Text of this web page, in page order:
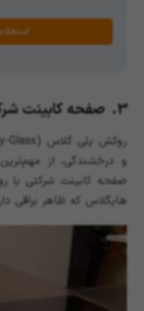
3. صفحه کابینت شرکتی با روکش پلی گلاس
و درخشندگی، از
صفحه کابینت شرکتی با
هایگلاس که ظاهر براقی